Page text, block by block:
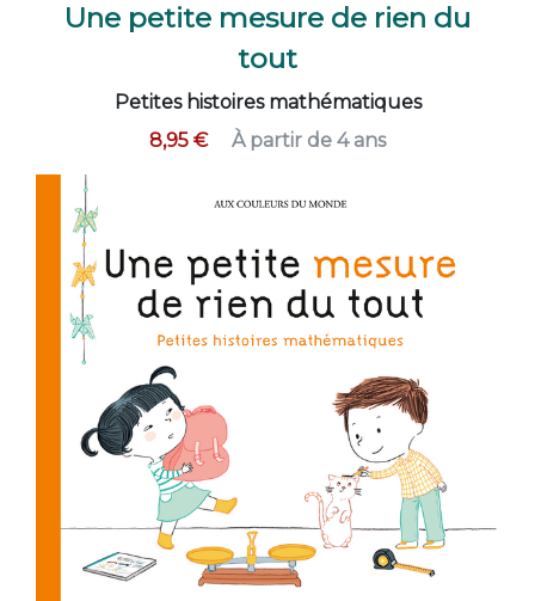
Une petite mesure de rien du
tout
Petites histoires mathématiques
8,95 €
À partir de 4 ans